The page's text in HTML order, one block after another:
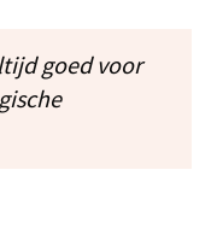
goed voor